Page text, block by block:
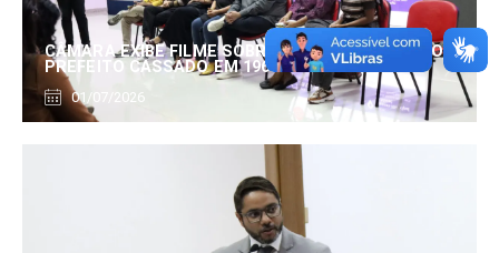
CÂMARA EXIBE FILME SOBRE EDUARDO SERRANO,
PREFEITO CASSADO EM 1960
01/07/2026